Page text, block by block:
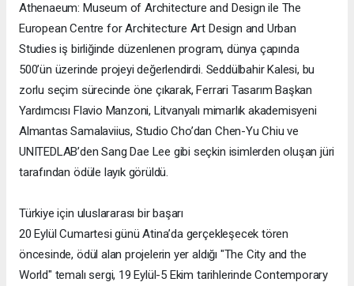
Athenaeum: Museum of Architecture and Design ile The
European Centre for Architecture Art Design and Urban
Studies iş birliğinde düzenlenen program, dünya çapında
500’ün üzerinde projeyi değerlendirdi. Seddülbahir Kalesi, bu
zorlu seçim sürecinde öne çıkarak, Ferrari Tasarım Başkan
Yardımcısı Flavio Manzoni, Litvanyalı mimarlık akademisyeni
Almantas Samalaviius, Studio Cho’dan Chen-Yu Chiu ve
UNITEDLAB’den Sang Dae Lee gibi seçkin isimlerden oluşan jüri
tarafından ödüle layık görüldü.
Türkiye için uluslararası bir başarı
20 Eylül Cumartesi günü Atina’da gerçekleşecek tören
öncesinde, ödül alan projelerin yer aldığı "The City and the
World" temalı sergi, 19 Eylül-5 Ekim tarihlerinde Contemporary